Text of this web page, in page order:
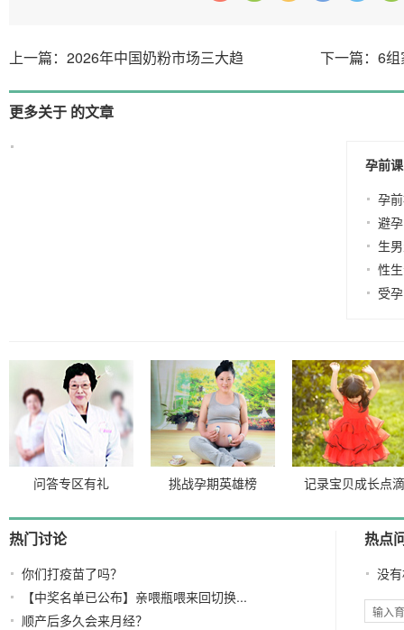
上一篇：2026年中国奶粉市场三大趋 下一篇：6
更多关于 的文章
孕前
孕
避孕
生
性
受孕
问答专区有礼 挑战孕期英雄榜 记录宝贝成长点滴
热门讨论
你们打疫苗了吗？
【中奖名单已公布】亲喂瓶喂来回切换...
顺产后多久会来月经？
热点
没